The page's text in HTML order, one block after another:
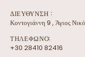
ΔΙΕΎΘΥΝΣΗ :
Κοντογιάννη 9 , Άγιος
ΤΗΛΕΦΩΝΟ:
+30 28410 82416